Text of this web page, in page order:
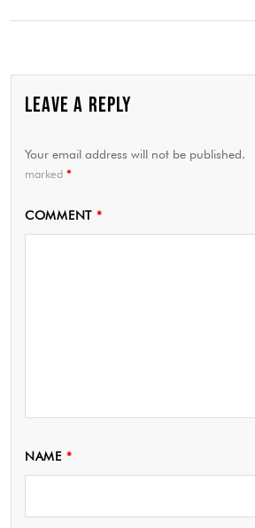
LEAVE A REPLY
Your email address will not be published.
marked *
COMMENT *
NAME *